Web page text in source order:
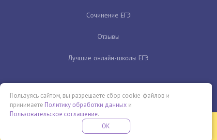
Сочинение ЕГЭ
Отзывы
Лучшие онлайн-школы ЕГЭ
Бесплатная летняя школа
ПРОВЕДИ ЭТО ЛЕТО С ПОЛЬЗОЙ
Пользуясь сайтом, вы разрешаете сбор cookie-файлов и
принимаете Политику обработки данных и
Пользовательское соглашение.
OK